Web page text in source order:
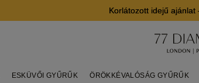
Korlátozott idejű ajánlat
ESKÜVŐI GYŰRŰK ÖRÖKKÉVALÓSÁG GYŰRŰK